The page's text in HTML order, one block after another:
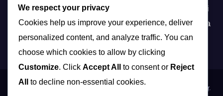
Profesionalna organizacija događanja /// Beograd, Novi
Sad, Niš, Kopaonik, Zlatibor, Vrnjačka banja, Sokobanja
Themeansar.
We respect your privacy
Cookies help us improve your experience, deliver
personalized content, and analyze traffic. You can
choose which cookies to allow by clicking
Customize. Click Accept All to consent or Reject
All
to decline non-essential cookies.